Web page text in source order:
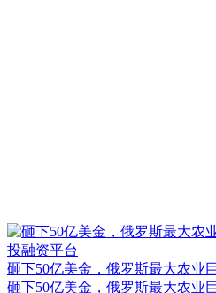
砸下50亿美金，俄罗斯最大农业
砸下50亿美金，俄罗斯最大农业